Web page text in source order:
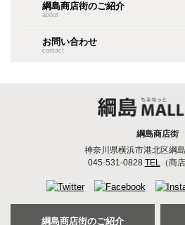
綱島商店街のご紹介
about
お問い合わせ
contact
綱島商店街
神奈川県横浜市港北区綱
045-531-0828 TEL（商
綱島商店街のご紹介